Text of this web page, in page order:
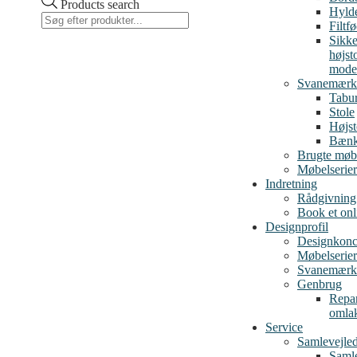
Products search
Stole
Brugte
Møbelserier
Indretning
Rådgivning
Book et
Designprofil
Møbelserier
Genbrug
Service